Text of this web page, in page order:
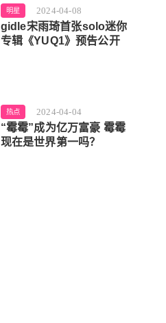
明星 2024-04-08
gidle宋雨琦首张solo迷你
专辑《YUQ1》预告公开
热点 2024-04-04
“霉霉”成为亿万富豪 霉霉
现在是世界第一吗？